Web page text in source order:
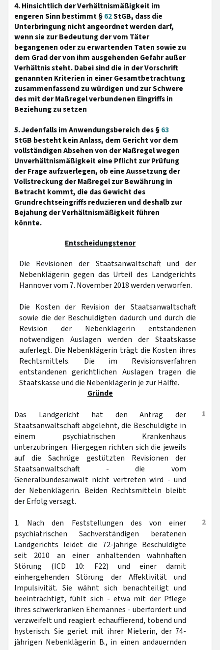
4. Hinsichtlich der Verhältnismäßigkeit im
engeren Sinn bestimmt §62StGB, dass die
Unterbringung nicht angeordnet werden darf,
wenn sie zur Bedeutung der vom Täter
begangenen oder zu erwartenden Taten sowie zu
dem Grad der von ihm ausgehenden Gefahr außer
Verhältnis steht. Dabei sind die in der Vorschrift
genannten Kriterien in einer Gesamtbetrachtung
zusammenfassend zu würdigen und zur Schwere
des mit der Maßregel verbundenen Eingriffs in
Beziehung zu setzen
5. Jedenfalls im Anwendungsbereich des §63
StGB besteht kein Anlass, dem Gericht vor dem
vollständigen Absehen von der Maßregel wegen
Unverhältnismäßigkeit eine Pflicht zur Prüfung
der Frage aufzuerlegen, ob eine Aussetzung der
Vollstreckung der Maßregel zur Bewährung in
Betracht kommt, die das Gewicht des
Grundrechtseingriffs reduzieren und deshalb zur
Bejahung der Verhältnismäßigkeit führen
könnte.
Entscheidungstenor
Die Revisionen der Staatsanwaltschaft und der
Nebenklägerin gegen das Urteil des Landgerichts
Hannover vom 7. November 2018 werden verworfen.
Die Kosten der Revision der Staatsanwaltschaft
sowie die der Beschuldigten dadurch und durch die
Revision der Nebenklägerin entstandenen
notwendigen Auslagen werden der Staatskasse
auferlegt. Die Nebenklägerin trägt die Kosten ihres
Rechtsmittels. Die im Revisionsverfahren
entstandenen gerichtlichen Auslagen tragen die
Staatskasse und die Nebenklägerin je zur Hälfte.
Gründe
1
Das Landgericht hat den Antrag der
Staatsanwaltschaft abgelehnt, die Beschuldigte in
einem psychiatrischen Krankenhaus
unterzubringen. Hiergegen richten sich die jeweils
auf die Sachrüge gestützten Revisionen der
Staatsanwaltschaft - die vom
Generalbundesanwalt nicht vertreten wird - und
der Nebenklägerin. Beiden Rechtsmitteln bleibt
der Erfolg versagt.
2
1. Nach den Feststellungen des von einer
psychiatrischen Sachverständigen beratenen
Landgerichts leidet die 72-jährige Beschuldigte
seit 2010 an einer anhaltenden wahnhaften
Störung (ICD 10: F22) und einer damit
einhergehenden Störung der Affektivität und
Impulsivität. Sie wähnt sich benachteiligt und
beeinträchtigt, fühlt sich - etwa mit der Pflege
ihres schwerkranken Ehemannes - überfordert und
verzweifelt und reagiert echauffierend, tobend und
hysterisch. Sie geriet mit ihrer Mieterin, der 74-
jährigen Nebenklägerin B., in einen andauernden